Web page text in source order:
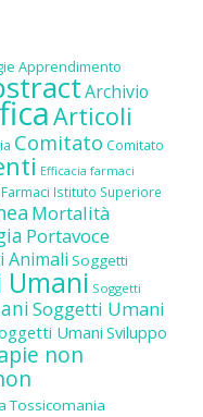
Apprendimento
Archivio
Articoli
Comitato Comitato
Efficacia farmaci
Istituto Superiore
Mortalità
Portavoce
Animali Soggetti
Umani Soggetti
Soggetti Umani
Umani Sviluppo
non
Tossicomania